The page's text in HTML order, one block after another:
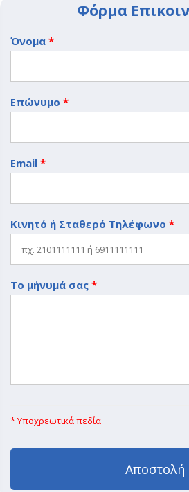
Φόρμα
Όνομα *
Επώνυμο *
Email *
Κινητό ή Σταθερό Τηλέφωνο *
Το μήνυμά σας *
* Υποχρεωτικά πεδία